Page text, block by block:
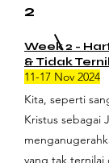
2
Week 2 -
& Tidak
11-17 Nov 2024
Kita, seperti
Kristus sebagai
yang tak ternilai